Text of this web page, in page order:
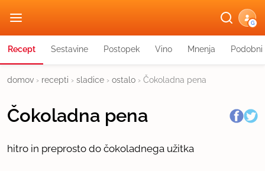
G
Recept Sestavine Postopek Vino Mnenja
domov › recepti › sladice › ostalo › Čokoladna pena
Čokoladna pena
hitro in preprosto do čokoladnega užitka